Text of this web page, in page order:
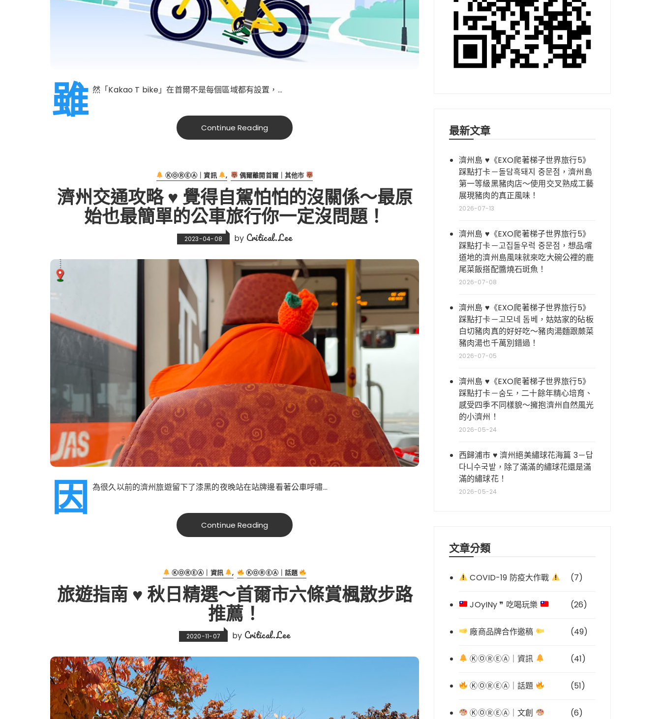
雖 然「Kakao T bike」在首爾不是每個區域都有設置，…
Continue Reading
ⓀⓄⓇⒺⒶ｜資訊 偶爾離開首爾｜其他市
濟州交通攻略 ♥ 覺得自駕怕怕的沒關係～最原
始也最簡單的公車旅行你一定沒問題！
2023-04-08 by Critical.Lee
因 為很久以前的濟州旅遊留下了漆黑的夜晚站在站牌邊看著公車呼嘯…
Continue Reading
ⓀⓄⓇⒺⒶ｜資訊 ⓀⓄⓇⒺⒶ｜話題
旅遊指南 ♥ 秋日精選～首爾市六條賞楓散步路
推薦！
2020-11-07 by Critical.Lee
最新文章
濟州島 ♥《EXO爬著梯子世界旅行5》
踩點打卡－돌담흑돼지 중문점，濟州島
第一等級黑豬肉店～使用交叉熟成工藝
展現豬肉的真正風味！
2026-07-13
濟州島 ♥《EXO爬著梯子世界旅行5》
踩點打卡－고집돌우럭 중문점，想品嚐
道地的濟州島風味就來吃大碗公裡的鹿
尾菜飯搭配醬燒石斑魚！
2026-07-08
濟州島 ♥《EXO爬著梯子世界旅行5》
踩點打卡－고모네 돔베，姑姑家的砧板
白切豬肉真的好好吃～豬肉湯麵跟蕨菜
豬肉湯也千萬別錯過！
2026-07-05
濟州島 ♥《EXO爬著梯子世界旅行5》
踩點打卡－숨도，二十餘年精心培育、
感受四季不同樣貌～擁抱濟州自然風光
的小濟州！
2026-05-24
西歸浦市 ♥ 濟州絕美繡球花海篇 3－답
다니수국밭，除了滿滿的繡球花還是滿
滿的繡球花！
2026-05-24
文章分類
COVID-19 防疫大作戰 (7)
JOyINy ❞ 吃喝玩樂 (26)
廠商品牌合作邀稿 (49)
ⓀⓄⓇⒺⒶ｜資訊 (41)
ⓀⓄⓇⒺⒶ｜話題 (51)
ⓀⓄⓇⒺⒶ｜文創 (6)